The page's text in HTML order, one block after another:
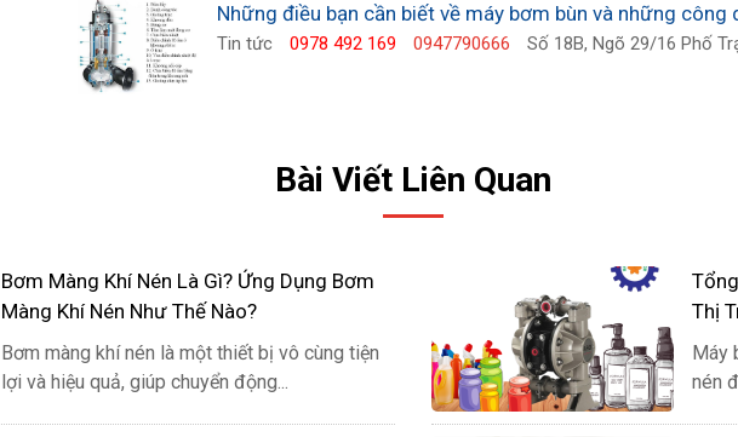
Những điều bạn cần biết về máy bơm bùn và những công
Tin tức 0978 492 169 0947790666 Số 18B, Ngõ 29/16 Phố
Bài Viết Liên Quan
Bơm Màng Khí Nén Là Gì? Ứng Dụng Bơm
Màng Khí Nén Như Thế Nào?
Bơm màng khí nén là một thiết bị vô cùng tiện
lợi và hiệu quả, giúp chuyển động...
Thị
Máy
nén